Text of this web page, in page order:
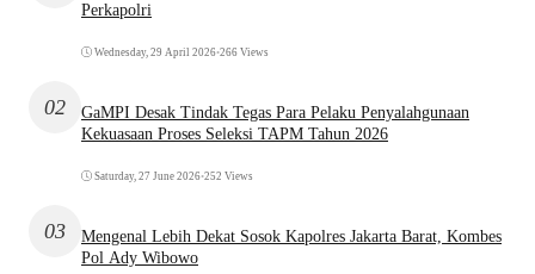
Perkapolri
Wednesday, 29 April 2026•266 Views
02
GaMPI Desak Tindak Tegas Para Pelaku Penyalahgunaan
Kekuasaan Proses Seleksi TAPM Tahun 2026
Saturday, 27 June 2026•252 Views
03
Mengenal Lebih Dekat Sosok Kapolres Jakarta Barat, Kombes
Pol Ady Wibowo